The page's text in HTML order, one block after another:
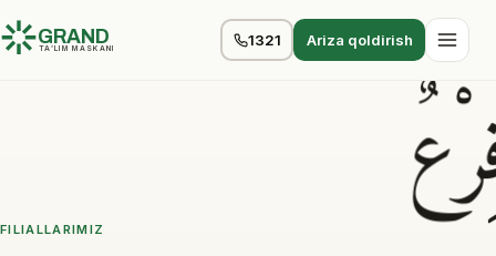
GRAND
TA’LIM MASKANI 1321 Ariza qoldirish
FILIALLARIMIZ